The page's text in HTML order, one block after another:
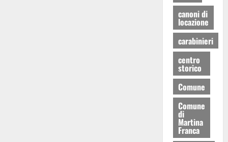
canoni di
locazione
carabinieri
centro
storico
Comune
Comune
di
Martina
Franca